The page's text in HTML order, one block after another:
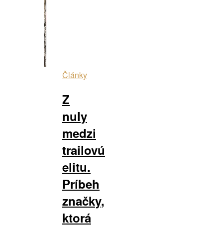
Články
Z
nuly
medzi
trailovú
elitu.
Príbeh
značky,
ktorá